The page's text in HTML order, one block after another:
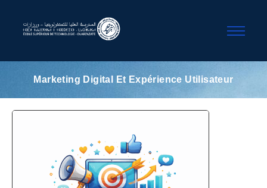
Marketing Digital Et Expérience Utilisateur